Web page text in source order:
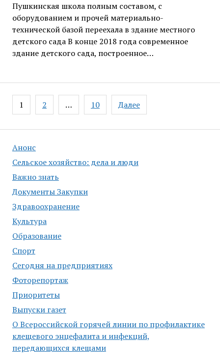
Анонс
Сельское хозяйство: дела и люди
Важно знать
Документы Закупки
Здравоохранение
Культура
Образование
Спорт
Сегодня на предприятиях
Фоторепортаж
Приоритеты
Выпуски газет
О Всероссийской горячей линии по профилактике
клещевого энцефалита и инфекций,
передающихся клещами
Пушкинская школа полным составом, с
оборудованием и прочей материально-
технической базой переехала в здание местного
детского сада В конце 2018 года современное
здание детского сада, построенное…
Навигация
по
1 2 … 10 Далее